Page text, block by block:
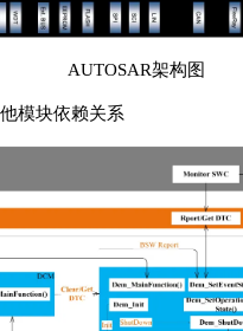
AUTOSAR架构图
模块依赖关系